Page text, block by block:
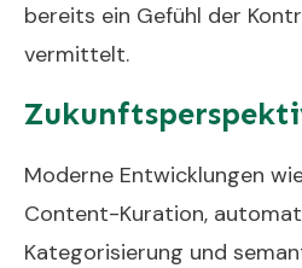
bereits ein Gefühl der
vermittelt.
Moderne Entwicklungen
Content-Kuration,
Kategorisierung und